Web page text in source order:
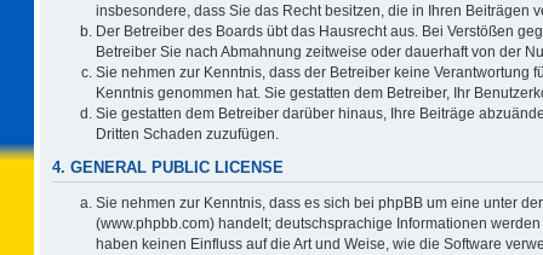
insbesondere, dass Sie das Recht besitzen, die in Ihren Beiträgen
Der Betreiber des Boards übt das Hausrecht aus. Bei Verstößen
Betreiber Sie nach Abmahnung zeitweise oder dauerhaft von der
Sie nehmen zur Kenntnis, dass der Betreiber keine Verantwortung
Kenntnis genommen hat. Sie gestatten dem Betreiber, Ihr
Sie gestatten dem Betreiber darüber hinaus, Ihre Beiträge
Dritten Schaden zuzufügen.
4. GENERAL PUBLIC LICENSE
Sie nehmen zur Kenntnis, dass es sich bei phpBB um eine unter der
(www.phpbb.com) handelt; deutschsprachige Informationen
haben keinen Einfluss auf die Art und Weise, wie die Software